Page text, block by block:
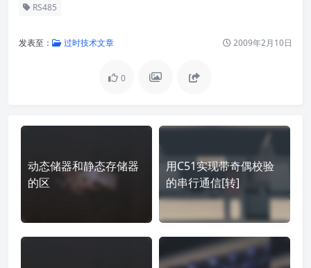
RS485
发表至： 过时技术文章 2009年2月10日
0
动态储器和静态存储器
的区
用C51实现带奇偶校验
的串行通信[转]